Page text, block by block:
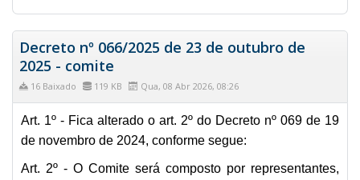
Decreto nº 066/2025 de 23 de outubro de
2025 - comite
16 Baixado 119 KB Qua, 08 Abr 2026, 08:26
Art. 1º - Fica alterado o art. 2º do Decreto nº 069 de 19
de novembro de 2024, conforme segue:
Art. 2º - O Comite será composto por representantes,